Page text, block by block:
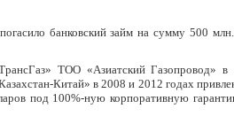
банковский займ на сумму 500
ТОО «Азиатский Газопровод» в
Китай» в 2008 и 2012 годах
под 100%-ную корпоративную